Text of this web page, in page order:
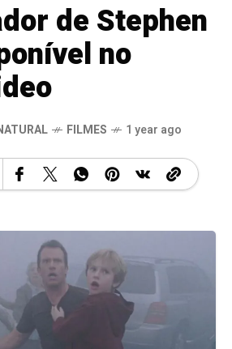
de Stephen
no
FILMES 1 year ago